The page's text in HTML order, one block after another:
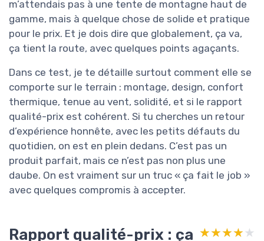
m’attendais pas à une tente de montagne haut de
gamme, mais à quelque chose de solide et pratique
pour le prix. Et je dois dire que globalement, ça va,
ça tient la route, avec quelques points agaçants.
Dans ce test, je te détaille surtout comment elle se
comporte sur le terrain : montage, design, confort
thermique, tenue au vent, solidité, et si le rapport
qualité-prix est cohérent. Si tu cherches un retour
d’expérience honnête, avec les petits défauts du
quotidien, on est en plein dedans. C’est pas un
produit parfait, mais ce n’est pas non plus une
daube. On est vraiment sur un truc « ça fait le job »
avec quelques compromis à accepter.
Rapport qualité-prix : ça ★★★★★
★★★★★